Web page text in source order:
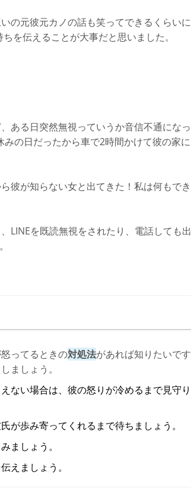
の元彼元カノの話も笑ってできるくらいに
を伝えることが大事だと思いました。
ある日突然無視っていうか音信不通になっ
の日だったから車で2時間かけて彼の家に
彼が知らない女と出てきた！私は何もでき
LINEを既読無視をされたり、電話しても出
ってるときの対処法があれば知りたいです
ましょう。
ない場合は、彼の怒りが冷めるまで見守り
が歩み寄ってくれるまで待ちましょう。
ましょう。
えましょう。